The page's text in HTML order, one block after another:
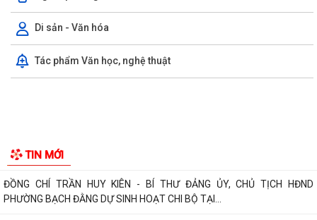
Di sản - Văn hóa
Tác phẩm Văn học, nghệ thuật
QUYẾT SỐ 22/2026/NQ-HĐND, NGÀY 28/7/2026...
THÀNH PHỐ HẢI PHÒNG VỀ TĂNG CƯỜNG CÔNG TÁC...
ĐẢNG ỦY PHƯỜNG BẠCH ĐẰNG HỌP TỔ CÔNG TÁC THỰC HIỆN SỐ
HÓA, TẠO LẬP DỮ LIỆU ĐẢNG VIÊN